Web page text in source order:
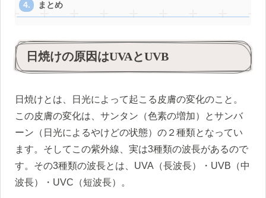
まとめ
日焼けの原因はUVAとUVB
日焼けとは、日光によって起こる皮膚の変化のこと。
この皮膚の変化は、サンタン（色素の増加）とサンバ
ーン（日光によるやけどの状態）の２種類となってい
ます。そしてこの紫外線、実は3種類の波長があるので
す。その3種類の波長とは、UVA（長波長）・UVB（中
波長）・UVC（短波長）。